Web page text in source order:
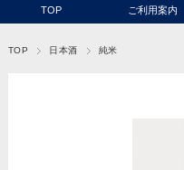
TOP ご利用案内
TOP 日本酒 純米